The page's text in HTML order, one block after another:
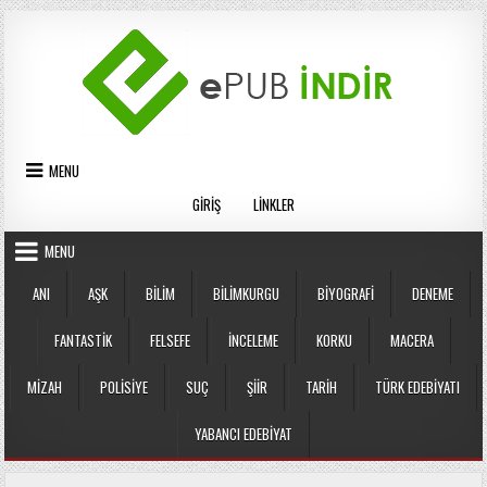
Skip
to
content
MENU
GIRIŞ
LINKLER
MENU
ANI
AŞK BILIM BILIMKURGU BIYOGRAFI DENEME
FANTASTIK FELSEFE İNCELEME KORKU MACERA
MIZAH POLISIYE SUÇ ŞIIR TARIH TÜRK EDEBIYATI
YABANCI EDEBIYAT